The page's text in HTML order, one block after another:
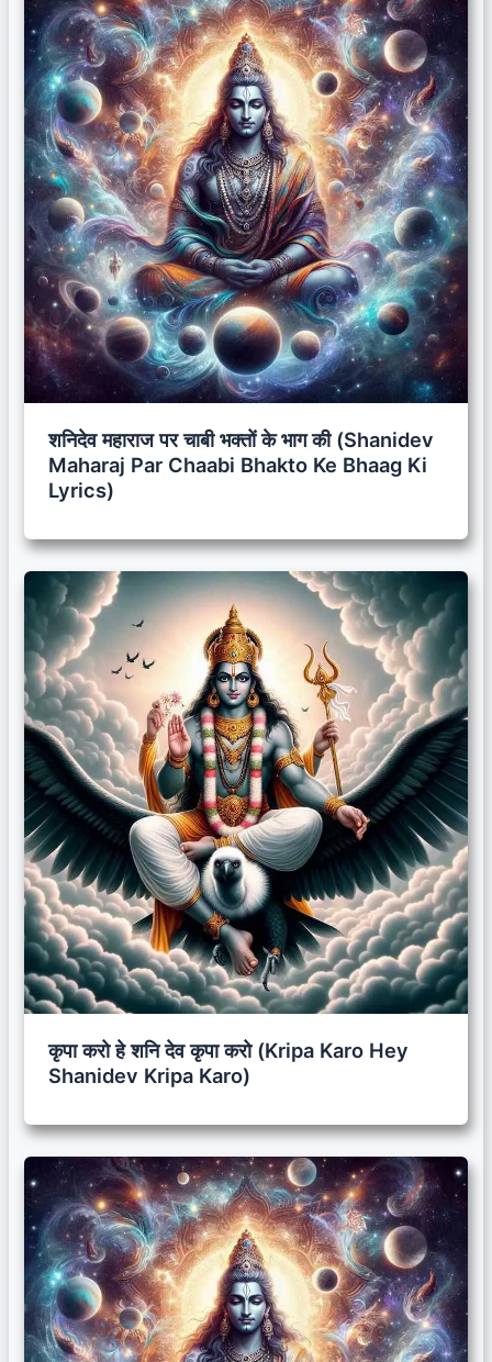
शनिदेव महाराज पर चाबी भक्तों के भाग की (Shanidev
Maharaj Par Chaabi Bhakto Ke Bhaag Ki
Lyrics)
कृपा करो हे शनि देव कृपा करो (Kripa Karo Hey
Shanidev Kripa Karo)